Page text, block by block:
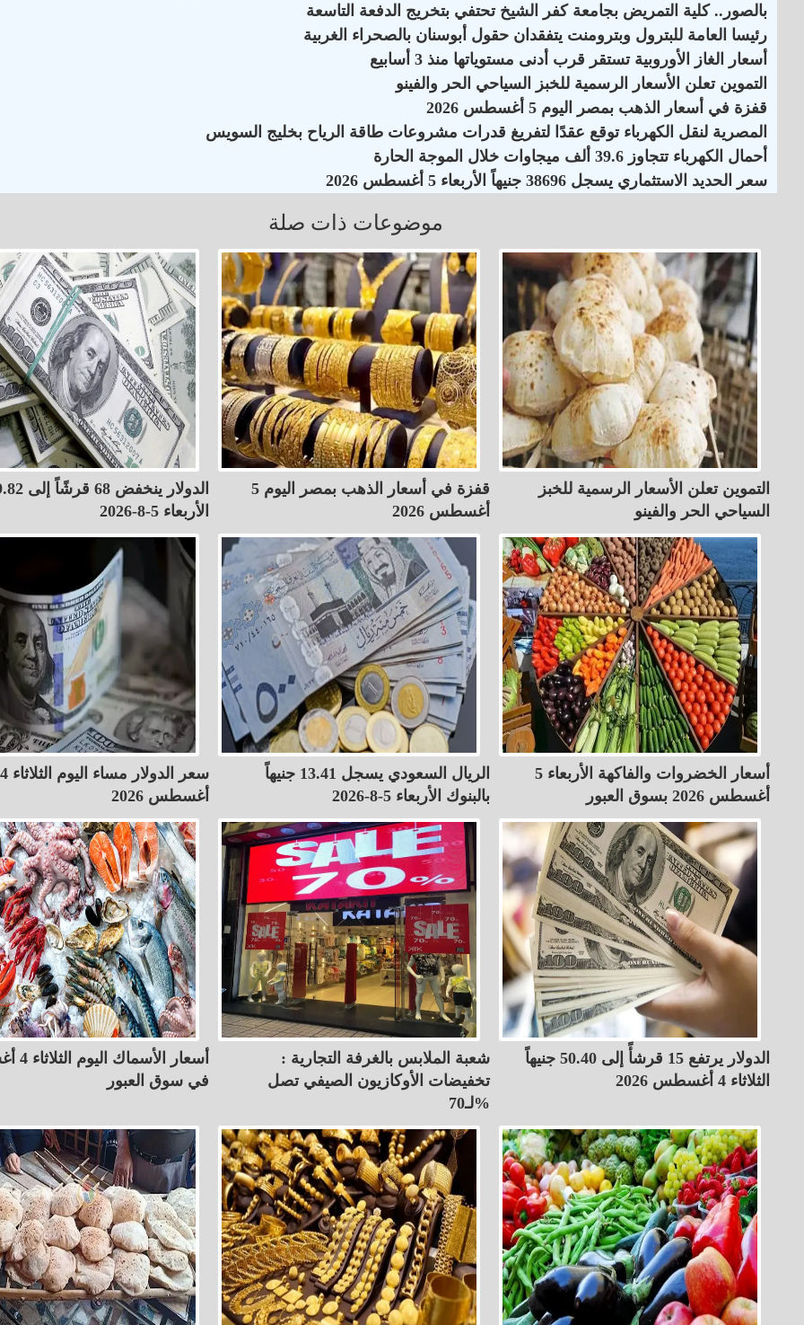
بالصور.. كلية التمريض بجامعة كفر الشيخ تحتفي بتخريج الدفعة التاسعة
رئيسا العامة للبترول وبترومنت يتفقدان حقول أبوسنان بالصحراء الغربية
أسعار الغاز الأوروبية تستقر قرب أدنى مستوياتها منذ 3 أسابيع
التموين تعلن الأسعار الرسمية للخبز السياحي الحر والفينو
قفزة في أسعار الذهب بمصر اليوم 5 أغسطس 2026
المصرية لنقل الكهرباء توقع عقدًا لتفريغ قدرات مشروعات طاقة الرياح بخليج السويس
أحمال الكهرباء تتجاوز 39.6 ألف ميجاوات خلال الموجة الحارة
سعر الحديد الاستثماري يسجل 38696 جنيهاً الأربعاء 5 أغسطس 2026
موضوعات ذات صلة
التموين تعلن الأسعار الرسمية للخبز
السياحي الحر والفينو
قفزة في أسعار الذهب بمصر اليوم 5
أغسطس 2026
الأربعاء 5-8-2026
أسعار الخضروات والفاكهة الأربعاء 5
أغسطس 2026 بسوق العبور
الريال السعودي يسجل 13.41 جنيهاً
بالبنوك الأربعاء 5-8-2026
سعر الدولار مساء اليوم الثلاثاء 4
أغسطس 2026
الدولار يرتفع 15 قرشأً إلى 50.40 جنيهاً
الثلاثاء 4 أغسطس 2026
شعبة الملابس بالغرفة التجارية :
تخفيضات الأوكازيون الصيفي تصل
لـ70%
أسعار
في سوق العبور